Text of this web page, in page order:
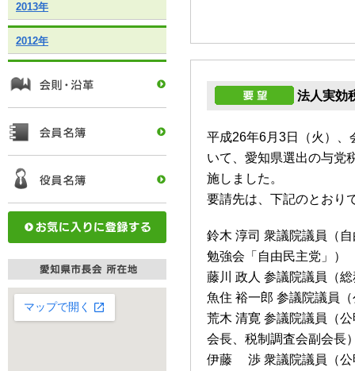
法人実効
平成26年6月3日（火）、
いて、愛知県選出の与党
施しました。
要請先は、下記のとおり
鈴木 淳司 衆議院議員（
勉強会「自由民主党」）
藤川 政人 参議院議員（
魚住 裕一郎 参議院議員
荒木 清寛 参議院議員（
会長、税制調査会副会長
伊藤 渉 衆議院議員（公
2013年
2012年